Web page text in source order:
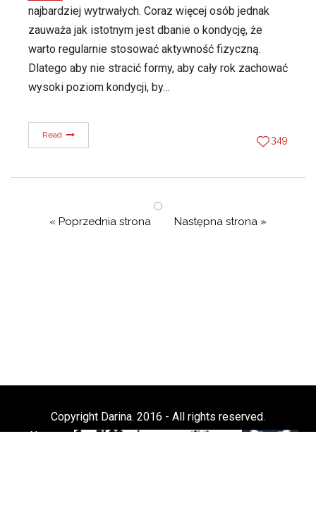
najbardziej wytrwałych. Coraz więcej osób jednak
zauważa jak istotnym jest dbanie o kondycję, że
warto regularnie stosować aktywność fizyczną.
Dlatego aby nie stracić formy, aby cały rok zachować
wysoki poziom kondycji, by…
Read 349
« Poprzednia strona Następna strona »
Copyright Darina. 2016 - All rights reserved.
Nasze